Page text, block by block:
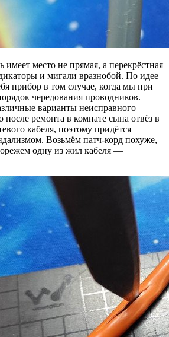
место не прямая, а перекрёстная
и мигали вразнобой. По идее
прибор в том случае, когда мы при
чередования проводников.
варианты неисправного
после ремонта в комнате сына отвёз в
кабеля, поэтому придётся
Возьмём патч-корд похуже,
одну из жил кабеля —